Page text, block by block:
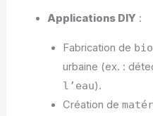
Applications DIY :
Fabrication de
urbaine (ex. :
l’eau).
Création de